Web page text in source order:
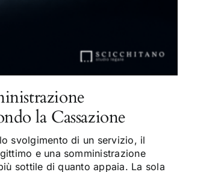
la Cassazione
svolgimento di un servizio, il
e una somministrazione
sottile di quanto appaia. La sola